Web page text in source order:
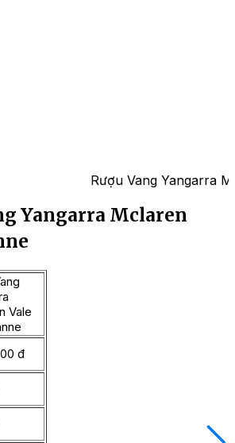
Rượu Vang Yangarra
Yangarra Mclaren
Vale
đ